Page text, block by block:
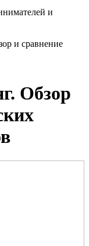
и
и сравнение
Обзор